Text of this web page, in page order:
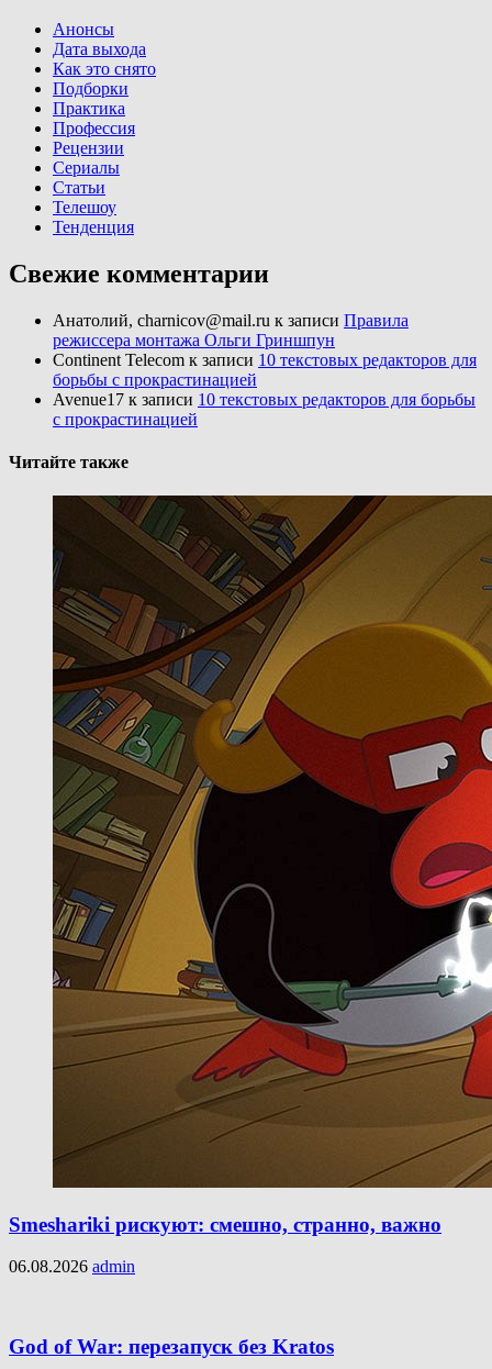
Анонсы
Дата выхода
Как это снято
Подборки
Практика
Профессия
Рецензии
Сериалы
Статьи
Телешоу
Тенденция
Свежие комментарии
Анатолий, charnicov@mail.ru к записи Правила
режиссера монтажа Ольги Гриншпун
Continent Telecom к записи 10 текстовых редакторов для
борьбы с прокрастинацией
Avenue17 к записи 10 текстовых редакторов для борьбы
с прокрастинацией
Читайте также
Smeshariki рискуют: смешно, странно, важно
06.08.2026 admin
God of War: перезапуск без Kratos